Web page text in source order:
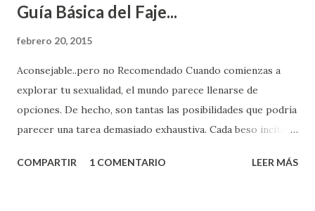
Guía Básica del Faje...
febrero 20, 2015
Aconsejable..pero no Recomendado Cuando comienzas a
explorar tu sexualidad, el mundo parece llenarse de
opciones. De hecho, son tantas las posibilidades que podría
parecer una tarea demasiado exhaustiva. Cada beso incita
partes de ti que jamás hubieras imaginado. El problema es
COMPARTIR 1 COMENTARIO LEER MÁS